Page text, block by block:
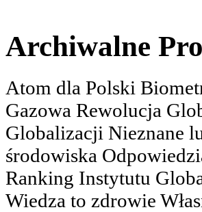
Archiwalne
Atom dla Polski
Gazowa Rewolucja
Globalizacji Nieznane
środowiska
Ranking Instytutu
Wiedza to zdrowie